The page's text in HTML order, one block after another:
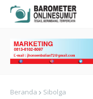
Beranda Sibolga